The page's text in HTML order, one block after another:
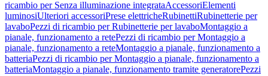
ricambio per Senza illuminazione integrataAccessoriElementi
luminosiUlteriori accessoriPrese elettricheRubinettiRubinetterie per
lavaboPezzi di ricambio per Rubinetterie per lavaboMontaggio a
pianale, funzionamento a retePezzi di ricambio per Montaggio a
pianale, funzionamento a reteMontaggio a pianale, funzionamento a
batteriaPezzi di ricambio per Montaggio a pianale, funzionamento a
batteriaMontaggio a pianale, funzionamento tramite generatorePezzi